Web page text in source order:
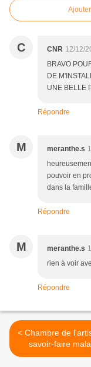
C CNR 12/12/
BRAVO
DE
UNE BELLE
Répondre
M meranthe.s
pouvoir en
dans la
Répondre
M meranthe.s
rien à voir
Répondre
< Chambre de l'artisanat: le
savoir-faire
s'exporte à